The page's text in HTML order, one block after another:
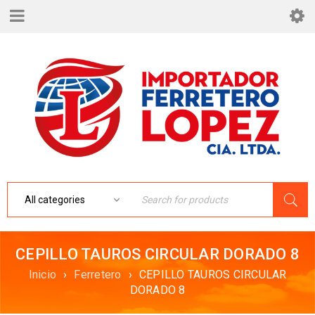
CEPILLO TAUROS CIRCULAR DORADO 8
Inicio › Ferretero › CEPILLO TAUROS CIRCULAR
DORADO 8